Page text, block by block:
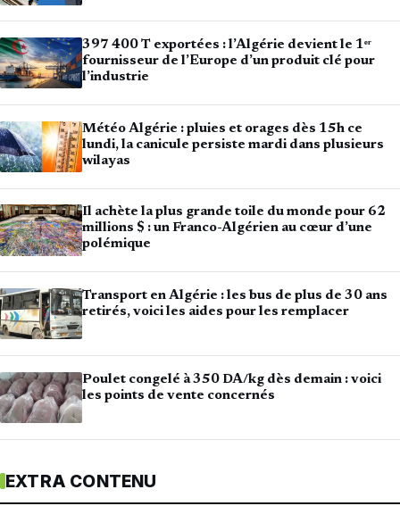
397 400 T exportées : l’Algérie devient le 1ᵉʳ
fournisseur de l’Europe d’un produit clé pour
l’industrie
Météo Algérie : pluies et orages dès 15h ce
lundi, la canicule persiste mardi dans plusieurs
wilayas
Il achète la plus grande toile du monde pour 62
millions $ : un Franco-Algérien au cœur d’une
polémique
Transport en Algérie : les bus de plus de 30 ans
retirés, voici les aides pour les remplacer
Poulet congelé à 350 DA/kg dès demain : voici
les points de vente concernés
EXTRA CONTENU